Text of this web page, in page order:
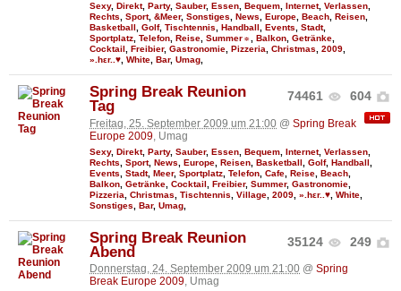
Sexy, Direkt, Party, Sauber, Essen, Bequem, Internet, Verlassen,
Rechts, Sport, &Meer, Sonstiges, News, Europe, Beach, Reisen,
Basketball , Golf, Tischtennis, Handball , Events, Stadt,
Sportplatz, Telefon, Reise, Summer☼, Balkon, Getränke,
Cocktail , Freibier, Gastronomie, Pizzeria, Christmas, 2009,
».hεr..♥, White, Bar, Umag,
74461 604
Spring Break Reunion
Tag
Freitag, 25. September 2009 um 21:00 @ Spring Break
Europe 2009, Umag
Sexy, Direkt, Party, Sauber, Essen Bequem Internet, Verlassen
Rechts
Sport, News Europe Reisen Basketball Golf, Handball
Events
Stadt, Meer, Sportplatz Telefon Cafe Reise Beach
Balkon Getränke Cocktail Freibier, Summer, Gastronomie
Pizzeria
Christmas Tischtennis Village 2009 ».hεr..♥ White
Sonstiges
Bar, Umag
35124 249
Spring Break Reunion
Abend
Donnerstag, 24. September 2009 um 21:00 @ Spring
Break Europe 2009, Umag